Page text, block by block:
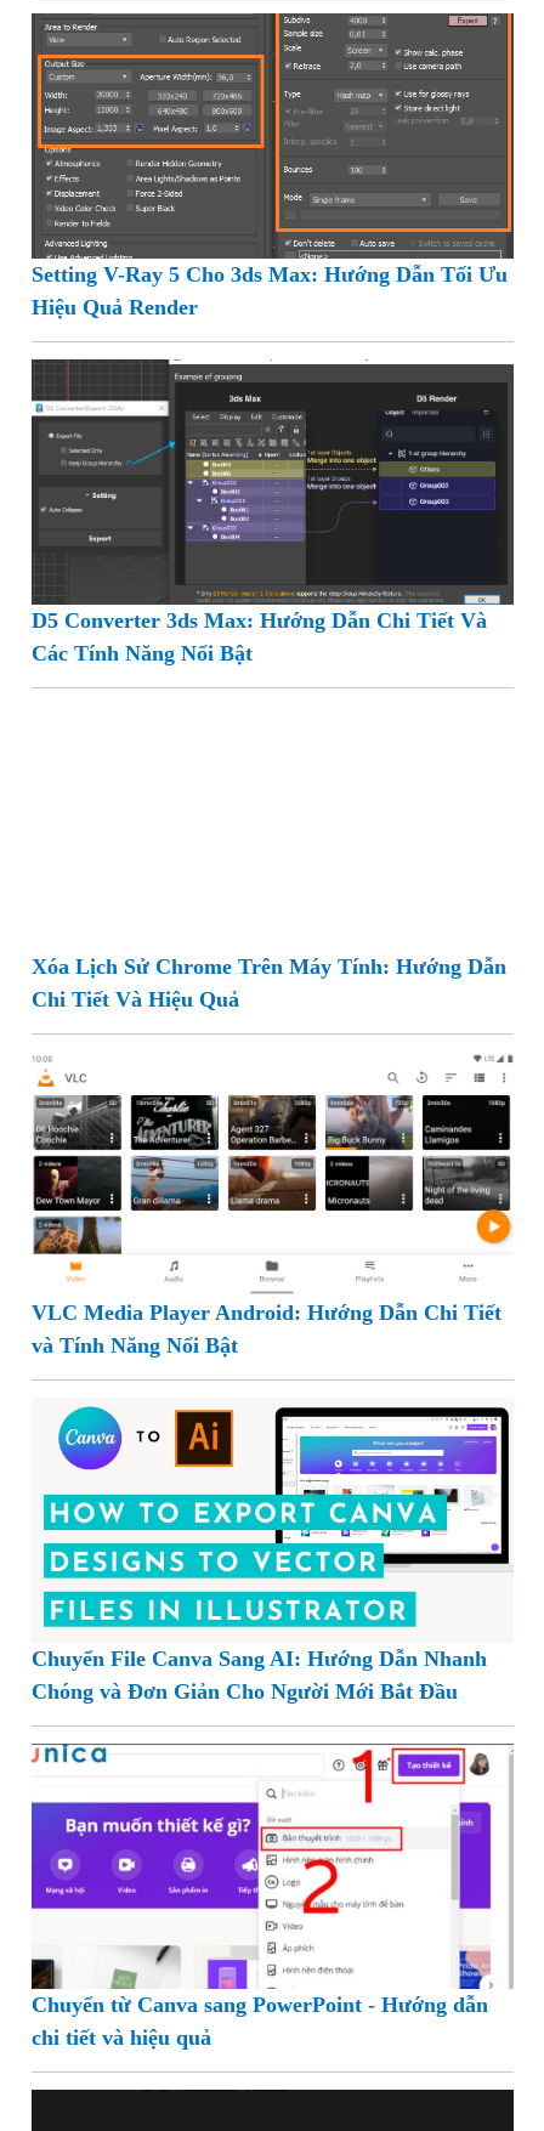
Setting V-Ray 5 Cho 3ds Max: Hướng Dẫn Tối Ưu
Hiệu Quả Render
D5 Converter 3ds Max: Hướng Dẫn Chi Tiết Và
Các Tính Năng Nổi Bật
Xóa Lịch Sử Chrome Trên Máy Tính: Hướng Dẫn
Chi Tiết Và Hiệu Quả
VLC Media Player Android: Hướng Dẫn Chi Tiết
và Tính Năng Nổi Bật
Chuyển File Canva Sang AI: Hướng Dẫn Nhanh
Chóng và Đơn Giản Cho Người Mới Bắt Đầu
Chuyển từ Canva sang PowerPoint - Hướng dẫn
chi tiết và hiệu quả